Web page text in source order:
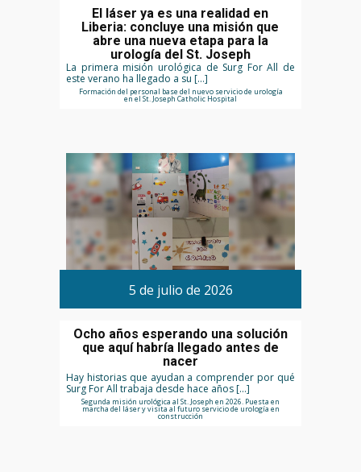
El láser ya es una realidad en
Liberia: concluye una misión que
abre una nueva etapa para la
urología del St. Joseph
La primera misión urológica de Surg For All de
este verano ha llegado a su […]
Formación del personal base del nuevo servicio de urología
en el St. Joseph Catholic Hospital
5 de julio de 2026
Ocho años esperando una solución
que aquí habría llegado antes de
nacer
Hay historias que ayudan a comprender por qué
Surg For All trabaja desde hace años […]
Segunda misión urológica al St. Joseph en 2026. Puesta en
marcha del láser y visita al futuro servicio de urología en
construcción